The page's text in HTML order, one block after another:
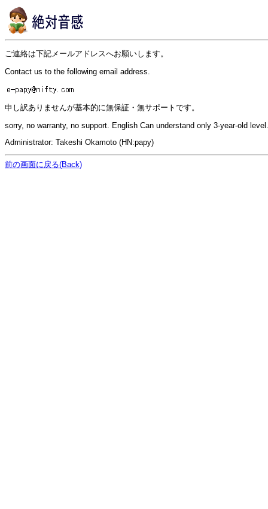
ご連絡は下記メールアドレスへお願いします。
Contact us to the following email address.
申し訳ありませんが基本的に無保証・無サポートです。
sorry, no warranty, no support. English Can understand only 3-year-old level.
Administrator: Takeshi Okamoto (HN:papy)
前の画面に戻る(Back)